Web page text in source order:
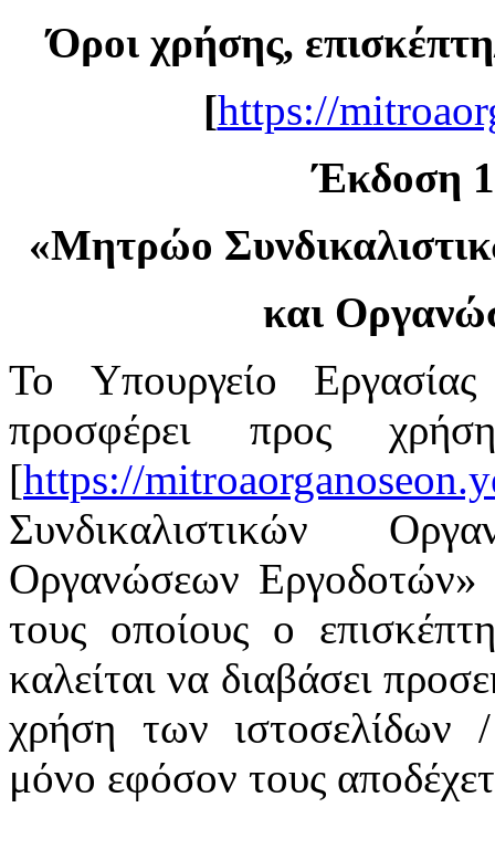
Όροι χρήσης,
[https://
Έκδοση
«Μητρώο
και
Το Υπουργείο
προσφέρει προς
[https://
Συνδικαλιστικών
Οργανώσεων Εργοδοτών»
τους οποίους ο
καλείται να διαβάσει
χρήση των ιστοσελίδων
μόνο εφόσον τους